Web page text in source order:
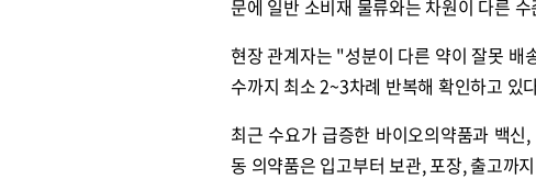
문에 일반 소비재 물류와는 차원이 다른
현장 관계자는 "성분이 다른 약이 잘못
수까지 최소 2~3차례 반복해 확인하고 있
최근 수요가 급증한 바이오의약품과 백
동 의약품은 입고부터 보관, 포장, 출고까